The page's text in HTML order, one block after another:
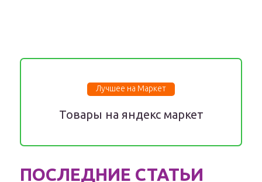
Лучшее на Маркет
Товары на яндекс маркет
ПОСЛЕДНИЕ СТАТЬИ